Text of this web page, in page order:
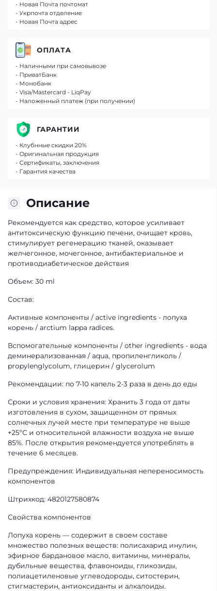
Описание
Рекомендуется как средство, которое усиливает
антитоксическую функцию печени, очищает кровь,
стимулирует регенерацию тканей, оказывает
желчегонное, мочегонное, антибактериальное и
противодиабетическое действия
Объем: 30 ml
Состав:
Активные компоненты / active ingredients - лопуха
корень / arctium lappa radices.
Вспомогательные компоненты / other ingredients - вода
деминерализованная / aqua, пропиленгликоль /
propylenglycolum, глицерин / glycerolum
Рекомендации: по 7-10 капель 2-3 раза в день до еды
Сроки и условия хранения: Хранить 3 года от даты
изготовления в сухом, защищенном от прямых
солнечных лучей месте при температуре не выше
+25ºС и относительной влажности воздуха не выше
85%. После открытия рекомендуется употреблять в
течение 6 месяцев.
Предупреждения: Индивидуальная непереносимость
компонентов
Штрихкод: 4820127580874
Свойства компонентов
Лопуха корень — содержит в своем составе
множество полезных веществ: полисахарид инулин,
эфирное бардановое масло, витамины, минералы,
дубильные вещества, флавоноиды, гликозиды,
полиацетиленовые углеводороды, ситостерин,
стигмастерин, антиоксиданты и алкалоиды.
- Новая Почта почтомат
- Укрпочта отделение
- Новая Почта адрес
ОПЛАТА
- Наличными при самовывозе
- ПриватБанк
- Монобанк
- Visa/Mastercard - LiqPay
- Наложенный платеж (при получении)
ГАРАНТИИ
- Клубнные скидки 20%
- Оригинальная продукция
- Сертификаты, заключения
- Гарантия качества